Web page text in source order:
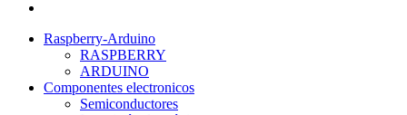
Raspberry-Arduino
RASPBERRY
ARDUINO
Componentes electronicos
Semiconductores